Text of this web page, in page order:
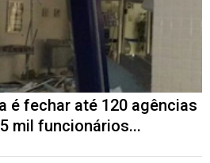
é fechar até 120 agências
mil funcionários...